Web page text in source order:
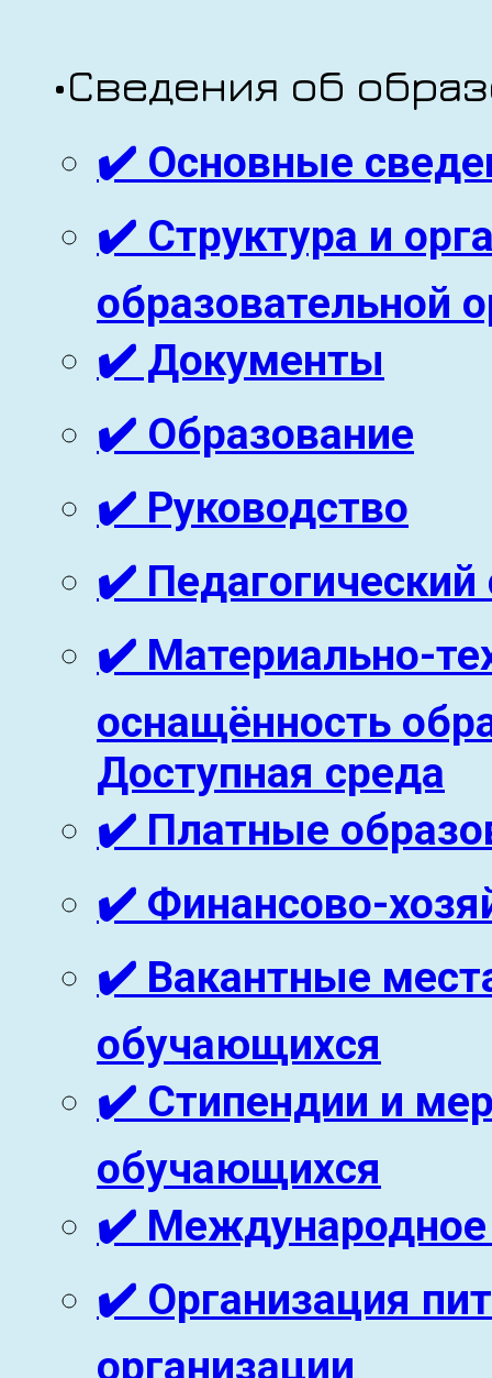
•Сведения об
✔️ Основные
✔️ Структура и
образовательной
✔️ Документы
✔️ Образование
✔️ Руководство
✔️ Педагогический
✔️ Материально-
оснащённость
Доступная среда
✔️ Платные
✔️ Финансово-
✔️ Вакантные
обучающихся
✔️ Стипендии и
обучающихся
✔️ Международное
✔️ Организация
организации